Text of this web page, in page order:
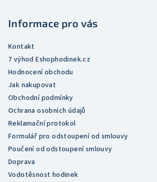
Informace pro vás
Kontakt
7 výhod Eshophodinek.cz
Hodnocení obchodu
Jak nakupovat
Obchodní podmínky
Ochrana osobních údajů
Reklamační protokol
Formulář pro odstoupení od smlouvy
Poučení od odstoupení smlouvy
Doprava
Vodotěsnost hodinek